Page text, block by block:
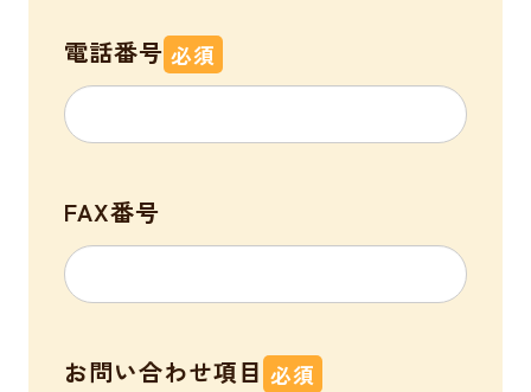
電話番号 必須
FAX番号
お問い合わせ項目 必須